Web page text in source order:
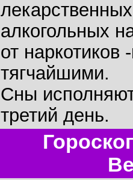
алкогольных
от наркотиков
тягчайшими.
Сны
третий день.